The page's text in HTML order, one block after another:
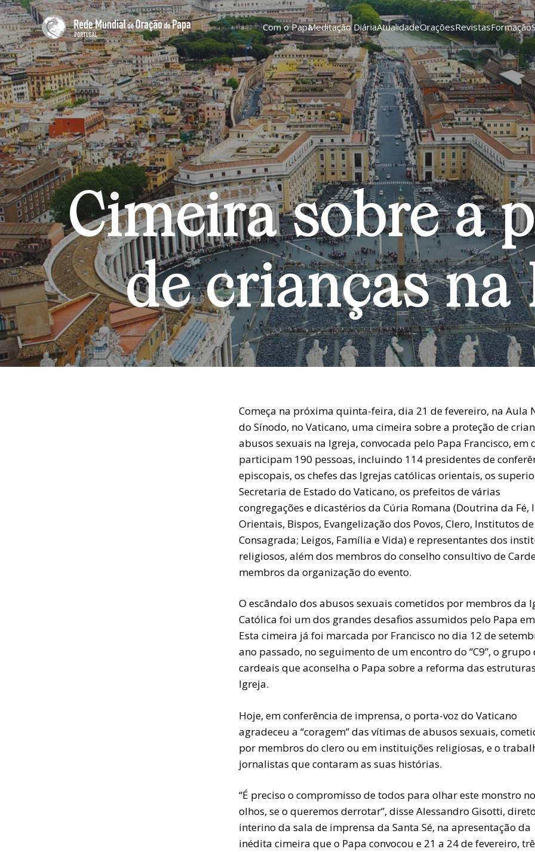
Com o PapaMeditação DiáriaAtualidadeOraçõesRevistasFormação
Cimeira sobre a
de crianças na
Começa na próxima quinta-feira, dia 21 de fevereiro, na Aula
do Sínodo, no Vaticano, uma cimeira sobre a proteção de
abusos sexuais na Igreja, convocada pelo Papa Francisco, em
participam 190 pessoas, incluindo 114 presidentes de
episcopais, os chefes das Igrejas católicas orientais, os
Secretaria de Estado do Vaticano, os prefeitos de várias
congregações e dicastérios da Cúria Romana (Doutrina da Fé,
Orientais, Bispos, Evangelização dos Povos, Clero, Institutos
Consagrada; Leigos, Família e Vida) e representantes dos
religiosos, além dos membros do conselho consultivo de
membros da organização do evento.
O escândalo dos abusos sexuais cometidos por membros da
Católica foi um dos grandes desafios assumidos pelo Papa
Esta cimeira já foi marcada por Francisco no dia 12 de
ano passado, no seguimento de um encontro do “C9”, o grupo
cardeais que aconselha o Papa sobre a reforma das
Igreja.
Hoje, em conferência de imprensa, o porta-voz do Vaticano
agradeceu a “coragem” das vítimas de abusos sexuais,
por membros do clero ou em instituições religiosas, e o
jornalistas que contaram as suas histórias.
“É preciso o compromisso de todos para olhar este monstro
olhos, se o queremos derrotar”, disse Alessandro Gisotti,
interino da sala de imprensa da Santa Sé, na apresentação da
inédita cimeira que o Papa convocou e 21 a 24 de fevereiro,